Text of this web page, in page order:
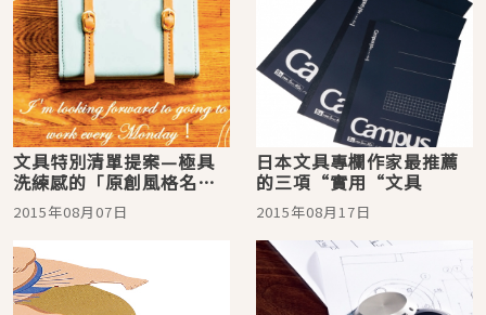
文具特別清單提案—極具
洗練感的「原創風格名片
盒」！可愛、質感兼具，
一定會和意料外的人邂逅
吧☆
2015年08月07日
日本文具專欄作家最推薦
的三項“實用“文具
2015年08月17日